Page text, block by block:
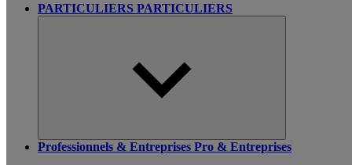
PARTICULIERS PARTICULIERS
Professionnels & Entreprises Pro & Entreprises